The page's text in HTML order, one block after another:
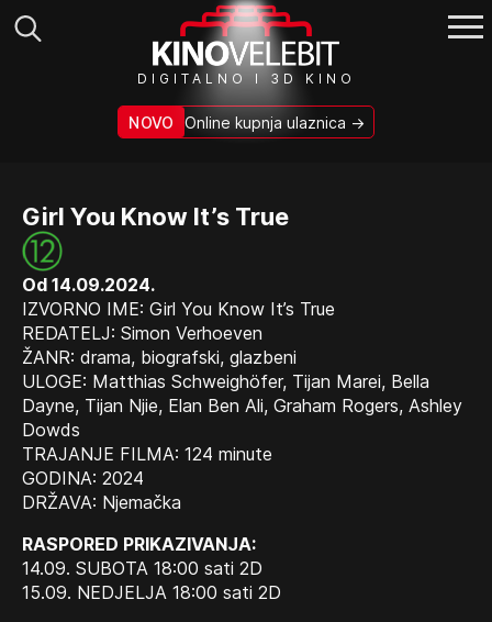
DIGITALNO I 3D KINO
NOVO Online kupnja ulaznica →
Girl You Know It’s True
Od 14.09.2024.
IZVORNO IME: Girl You Know It’s True
REDATELJ: Simon Verhoeven
ŽANR: drama, biografski, glazbeni
ULOGE: Matthias Schweighöfer, Tijan Marei, Bella
Dayne, Tijan Njie, Elan Ben Ali, Graham Rogers, Ashley
Dowds
TRAJANJE FILMA: 124 minute
GODINA: 2024
DRŽAVA: Njemačka
RASPORED PRIKAZIVANJA:
14.09. SUBOTA 18:00 sati 2D
15.09. NEDJELJA 18:00 sati 2D